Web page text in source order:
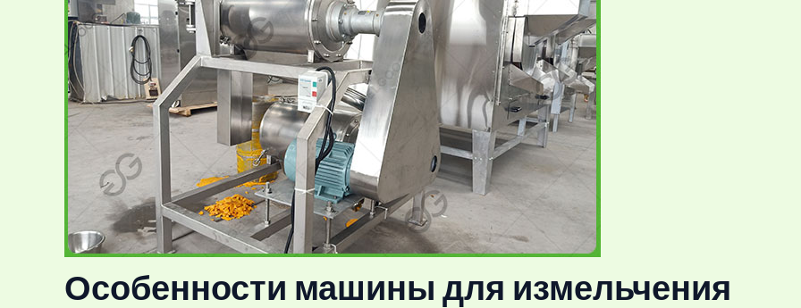
Особенности машины для измельчения